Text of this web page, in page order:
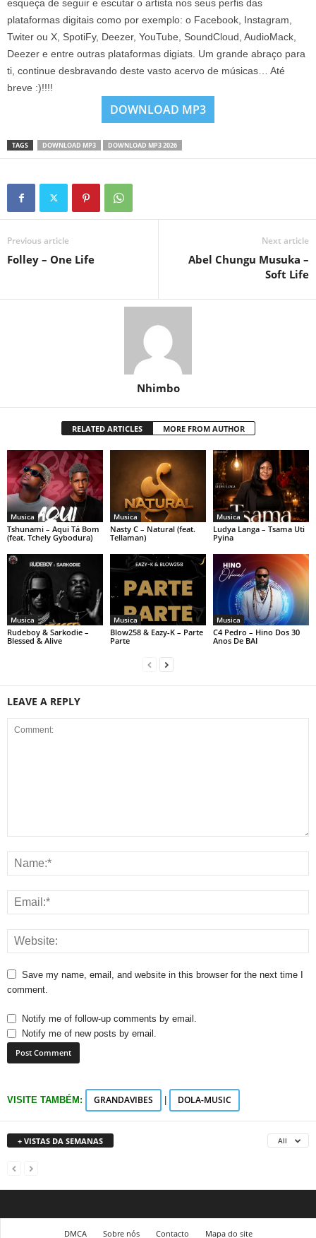
esqueça de seguir e escutar o artista nos seus perfis das
plataformas digitais como por exemplo: o Facebook, Instagram,
Twiter ou X, SpotiFy, Deezer, YouTube, SoundCloud, AudioMack,
Deezer e entre outras plataformas digiats. Um grande abraço para
ti, continue desbravando deste vasto acervo de músicas… Até
breve :)!!!!
DOWNLOAD MP3
TAGS DOWNLOAD MP3 DOWNLOAD MP3 2026
Previous article
Folley – One Life
Next article
Abel Chungu Musuka –
Soft Life
Nhimbo
RELATED ARTICLES MORE FROM AUTHOR
Musica
Tshunami – Aqui Tá Bom
(feat. Tchely Gybodura)
Musica
Nasty C – Natural (feat.
Tellaman)
Musica
Ludya Langa – Tsama Uti
Pyina
Musica
Rudeboy & Sarkodie –
Blessed & Alive
Musica
Blow258 & Eazy-K – Parte
Parte
Musica
C4 Pedro – Hino Dos 30
Anos De BAI
LEAVE A REPLY
Save my name, email, and website in this browser for the next time I
comment.
Notify me of follow-up comments by email.
Notify me of new posts by email.
VISITE TAMBÉM: GRANDAVIBES DOLA-MUSIC
+ VISTAS DA SEMANAS All
DMCA Sobre nós Contacto Mapa do site